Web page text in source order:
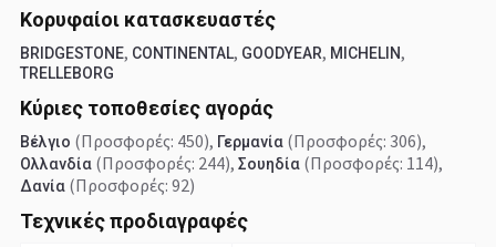
Κορυφαίοι κατασκευαστές
BRIDGESTONE, CONTINENTAL, GOODYEAR, MICHELIN,
TRELLEBORG
Κύριες τοποθεσίες αγοράς
Βέλγιο (Προσφορές: 450), Γερμανία (Προσφορές: 306),
Ολλανδία (Προσφορές: 244), Σουηδία (Προσφορές: 114),
Δανία (Προσφορές: 92)
Τεχνικές προδιαγραφές